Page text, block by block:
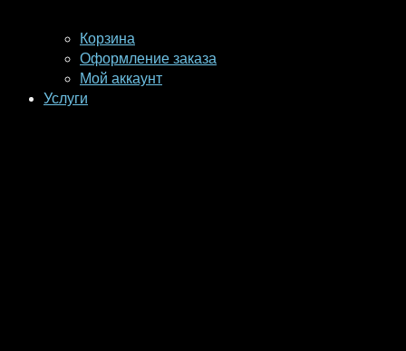
Корзина
Оформление заказа
Мой аккаунт
Услуги